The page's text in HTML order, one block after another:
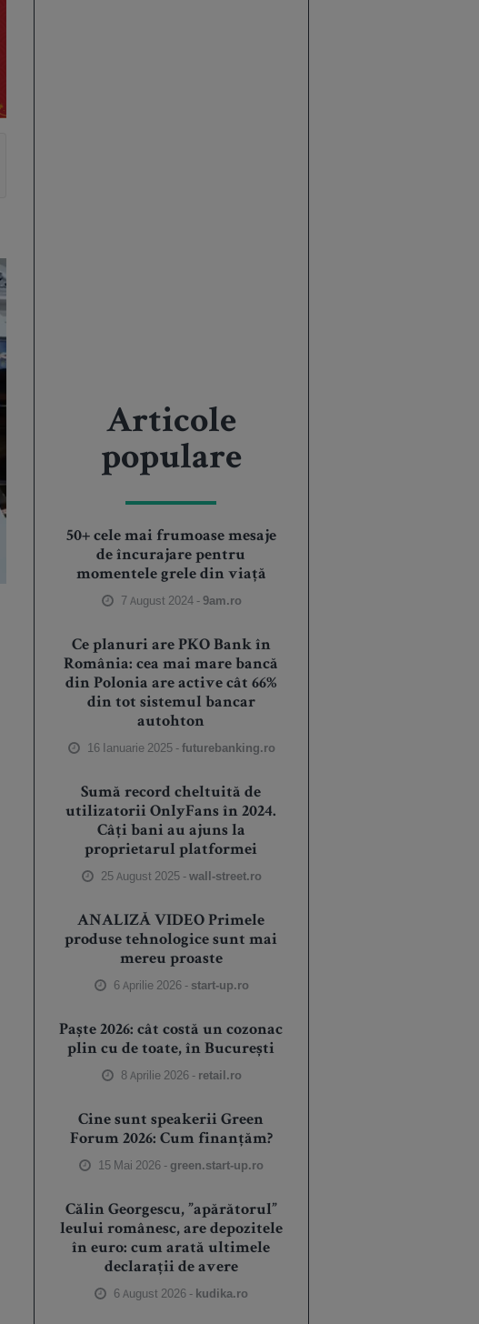
Articole
populare
50+ cele mai frumoase mesaje
de încurajare pentru
momentele grele din viață
7 August 2024 -9am.ro
Ce planuri are PKO Bank în
România: cea mai mare bancă
din Polonia are active cât 66%
din tot sistemul bancar
autohton
16 Ianuarie 2025 -futurebanking.ro
Sumă record cheltuită de
utilizatorii OnlyFans în 2024.
Câți bani au ajuns la
proprietarul platformei
25 August 2025 -wall-street.ro
ANALIZĂ VIDEO Primele
produse tehnologice sunt mai
mereu proaste
6 Aprilie 2026 - start-up.ro
Paște 2026: cât costă un cozonac
plin cu de toate, în București
8 Aprilie 2026 - retail.ro
Cine sunt speakerii Green
Forum 2026: Cum finanțăm?
15 Mai 2026 - green.start-up.ro
Călin Georgescu, ”apărătorul”
leului românesc, are depozitele
în euro: cum arată ultimele
declarații de avere
6 August 2026 - kudika.ro